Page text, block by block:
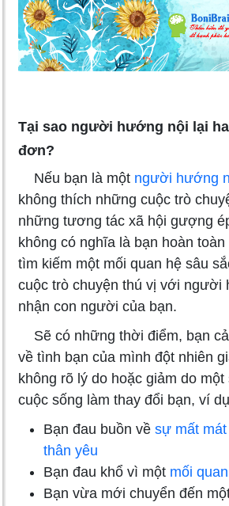
Tại sao người hướng nội lại
đơn?
Nếu bạn là một người hướng
không thích những cuộc trò
những tương tác xã hội gượng
không có nghĩa là bạn hoàn
tìm kiếm một mối quan hệ sâu
cuộc trò chuyện thú vị với người
nhận con người của bạn.
Sẽ có những thời điểm, bạn
về tình bạn của mình đột nhiên
không rõ lý do hoặc giảm do
cuộc sống làm thay đổi bạn, ví
Bạn đau buồn về sự mất
thân yêu
Bạn đau khổ vì một mối
Bạn vừa mới chuyển đến